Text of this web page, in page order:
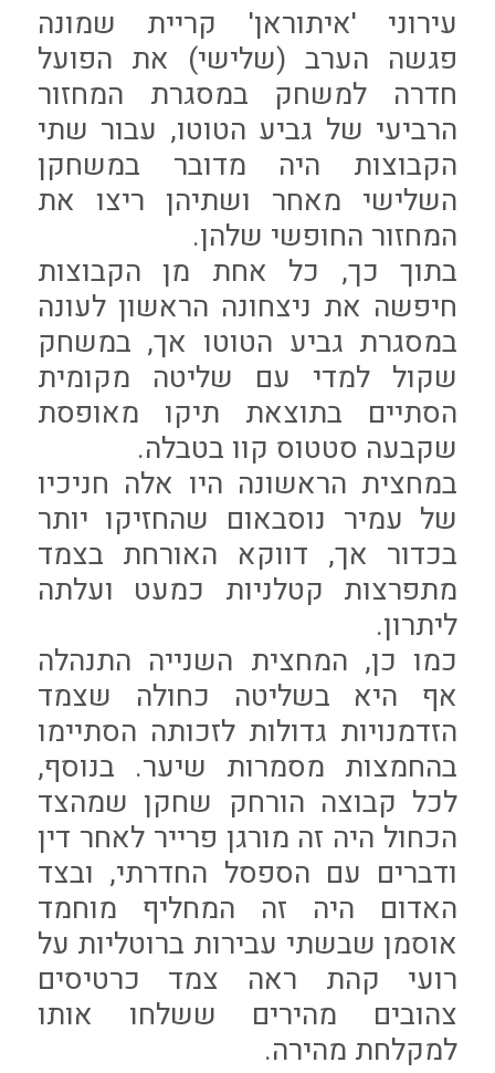
עירוני 'איתוראן' קריית שמונה
פגשה הערב (שלישי) את הפועל
חדרה למשחק במסגרת המחזור
הרביעי של גביע הטוטו, עבור שתי
הקבוצות היה מדובר במשחקן
השלישי מאחר ושתיהן ריצו את
המחזור החופשי שלהן.
בתוך כך, כל אחת מן הקבוצות
חיפשה את ניצחונה הראשון לעונה
במסגרת גביע הטוטו אך, במשחק
שקול למדי עם שליטה מקומית
הסתיים בתוצאת תיקו מאופסת
שקבעה סטטוס קוו בטבלה.
במחצית הראשונה היו אלה חניכיו
של עמיר נוסבאום שהחזיקו יותר
בכדור אך, דווקא האורחת בצמד
מתפרצות קטלניות כמעט ועלתה
ליתרון.
כמו כן, המחצית השנייה התנהלה
אף היא בשליטה כחולה שצמד
הזדמנויות גדולות לזכותה הסתיימו
בהחמצות מסמרות שיער. בנוסף,
לכל קבוצה הורחק שחקן שמהצד
הכחול היה זה מורגן פרייר לאחר דין
ודברים עם הספסל החדרתי, ובצד
האדום היה זה המחליף מוחמד
אוסמן שבשתי עבירות ברוטליות על
רועי קהת ראה צמד כרטיסים
צהובים מהירים ששלחו אותו
למקלחת מהירה.